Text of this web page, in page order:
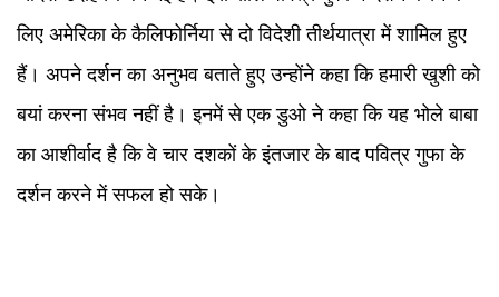
लिए अमेरिका के कैलिफोर्निया से दो विदेशी तीर्थयात्रा में शामिल हुए
हैं। अपने दर्शन का अनुभव बताते हुए उन्होंने कहा कि हमारी खुशी को
बयां करना संभव नहीं है। इनमें से एक डुओ ने कहा कि यह भोले बाबा
का आशीर्वाद है कि वे चार दशकों के इंतजार के बाद पवित्र गुफा के
दर्शन करने में सफल हो सके।